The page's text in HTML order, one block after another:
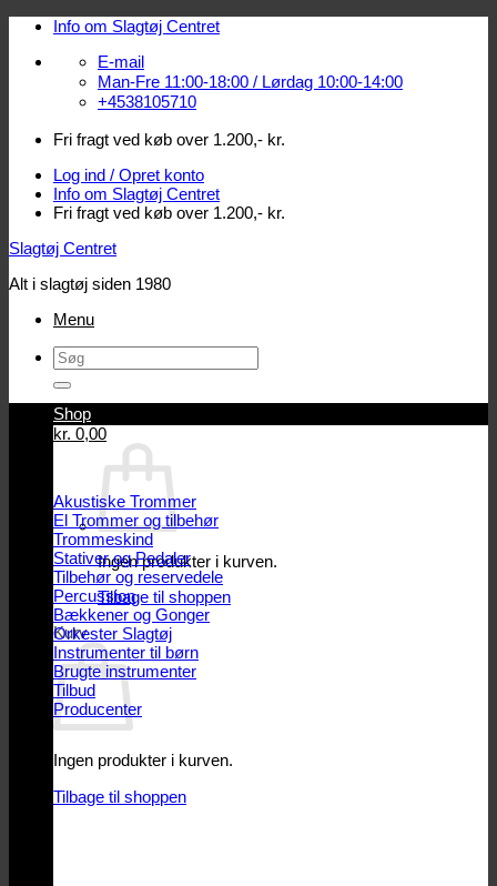
Fortsæt
indhold
Info om Slagtøj Centret
E-mail
Man-Fre 11:00-18:00 / Lørdag 10:00-14:00
+4538105710
Fri fragt ved køb over 1.200,- kr.
Log ind / Opret konto
Info om Slagtøj Centret
Fri fragt ved køb over 1.200,- kr.
Slagtøj Centret
Alt i slagtøj siden 1980
Menu
Søg
efter:
Log ind / Opret konto
kr. 0,00
Ingen produkter i kurven.
Tilbage til shoppen
Kurv
Ingen produkter i kurven.
Tilbage til shoppen
Shop
Akustiske Trommer
El Trommer og tilbehør
Trommeskind
Stativer og Pedaler
Tilbehør og reservedele
Percussion
Bækkener og Gonger
Orkester Slagtøj
Instrumenter til børn
Brugte instrumenter
Tilbud
Producenter